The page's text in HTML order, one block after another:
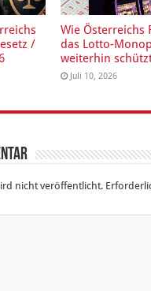
/
Wie Österreichs
das Lotto-
weiterhin
Juli 10, 2026
nicht veröffentlicht.